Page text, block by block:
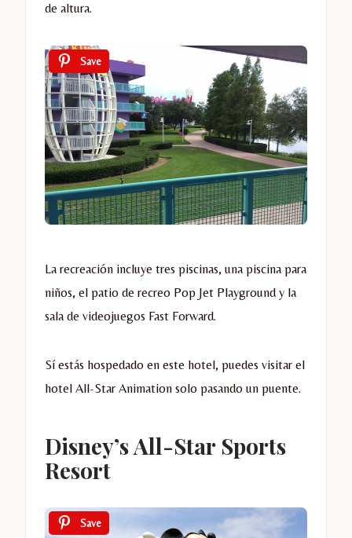
de altura.
Save
La recreación incluye tres piscinas, una piscina para
niños, el patio de recreo Pop Jet Playground y la
sala de videojuegos Fast Forward.
Sí estás hospedado en este hotel, puedes visitar el
hotel All-Star Animation solo pasando un puente.
Disney’s All-Star Sports
Resort
Save